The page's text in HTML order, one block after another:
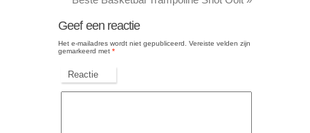
Geef een reactie
Het e-mailadres wordt niet gepubliceerd.
Vereiste velden zijn
gemarkeerd met *
Reactie